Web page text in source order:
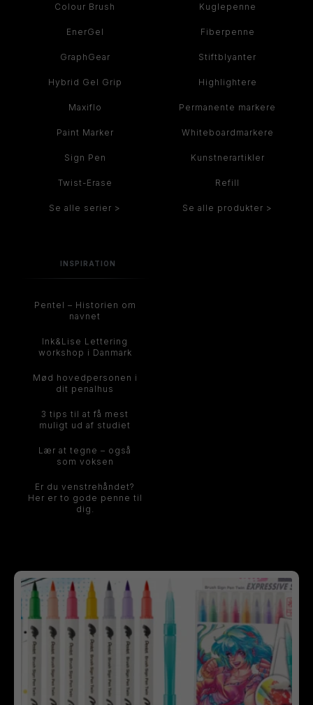
Colour Brush
EnerGel
GraphGear
Hybrid Gel Grip
Maxiflo
Paint Marker
Sign Pen
Twist-Erase
Se alle serier >
Kuglepenne
Fiberpenne
Stiftblyanter
Highlightere
Permanente markere
Whiteboardmarkere
Kunstnerartikler
Refill
Se alle produkter >
INSPIRATION
Pentel – Historien om
navnet
Ink&Lise Lettering
workshop i Danmark
Mød hovedpersonen i
dit penalhus
3 tips til at få mest
muligt ud af studiet
Lær at tegne – også
som voksen
Er du venstrehåndet?
Her er to gode penne til
dig.